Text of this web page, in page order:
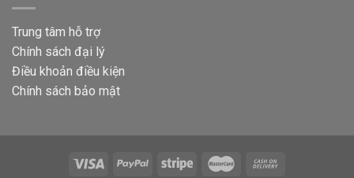
Trung tâm hỗ trợ
Chính sách đại lý
Điều khoản điều kiện
Chính sách bảo mật